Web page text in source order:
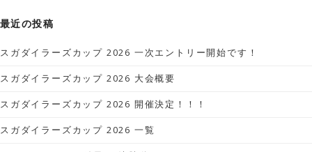
最近の投稿
スガダイラーズカップ 2026 一次エントリー開始です！
スガダイラーズカップ 2026 大会概要
スガダイラーズカップ 2026 開催決定！！！
スガダイラーズカップ 2026 一覧